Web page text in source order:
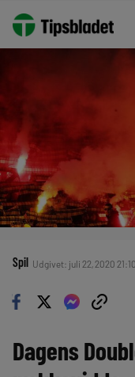
Spil Udgivet: juli 22, 2020
Dagens